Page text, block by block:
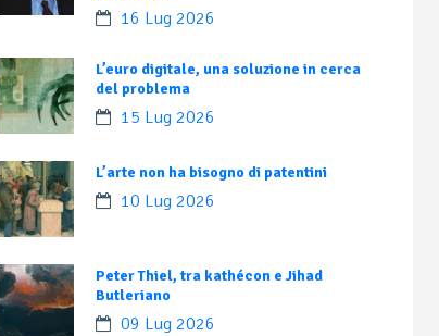
16 Lug 2026
L’euro digitale, una soluzione in cerca
del problema
15 Lug 2026
L’arte non ha bisogno di patentini
10 Lug 2026
Peter Thiel, tra kathécon e Jihad
Butleriano
09 Lug 2026